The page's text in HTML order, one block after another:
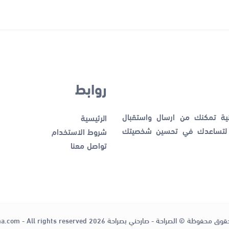
تمكنك من ارسال واستقبال
لتساعدك في تحسين شخصيتك
روابط
الرئيسية
شروط الاستخدام
تواصل معنا
محفوظة © الصراحة - صارحني بصراحة 2026 - All rights reserved